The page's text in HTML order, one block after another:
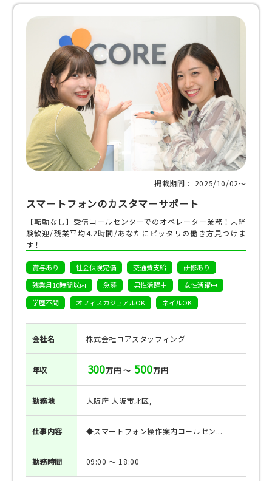
掲載期間： 2025/10/02〜
スマートフォンのカスタマーサポート
【転勤なし】受信コールセンターでのオペレーター業務！未経
験歓迎/残業平均4.2時間/あなたにピッタリの働き方見つけま
す！
賞与あり 社会保険完備 交通費支給
研修あり
残業月10時間以内
急募 男性活躍中
女性活躍中
学歴不問
オフィスカジュアルOK ネイルOK
会社名 株式会社コアスタッフィング
年収 300万円 ～ 500万円
勤務地 大阪府 大阪市北区,
仕事内容 ◆スマートフォン操作案内コールセン...
勤務時間 09:00 ～ 18:00